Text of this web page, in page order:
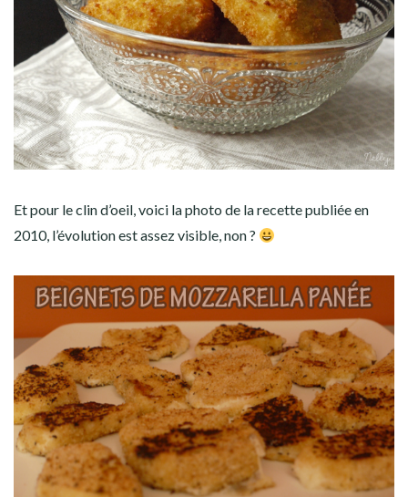
Et pour le clin d’oeil, voici la photo de la recette publiée en
2010, l’évolution est assez visible, non ?